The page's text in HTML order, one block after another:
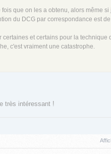
que on les a obtenu, alors même
du DCG par correspondance est
et certains pour la
c'est vraiment une catastrophe.
très intéressant !